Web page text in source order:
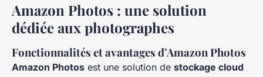
Amazon Photos : une solution
dédiée aux photographes
Fonctionnalités et avantages d’Amazon Photos
Amazon Photos est une solution de stockage cloud